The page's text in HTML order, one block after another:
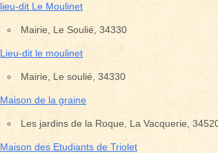
lieu-dit Le Moulinet
Mairie, Le Soulié, 34330
Lieu-dit le moulinet
Mairie, Le soulié, 34330
Maison de la graine
Les jardins de la Roque, La Vacquerie,
Maison des Etudiants de Triolet